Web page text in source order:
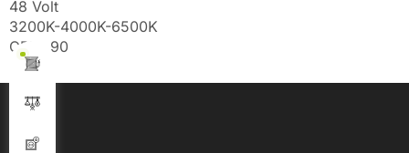
48 Volt
3200K-4000K-6500K
CRI ≥ 90